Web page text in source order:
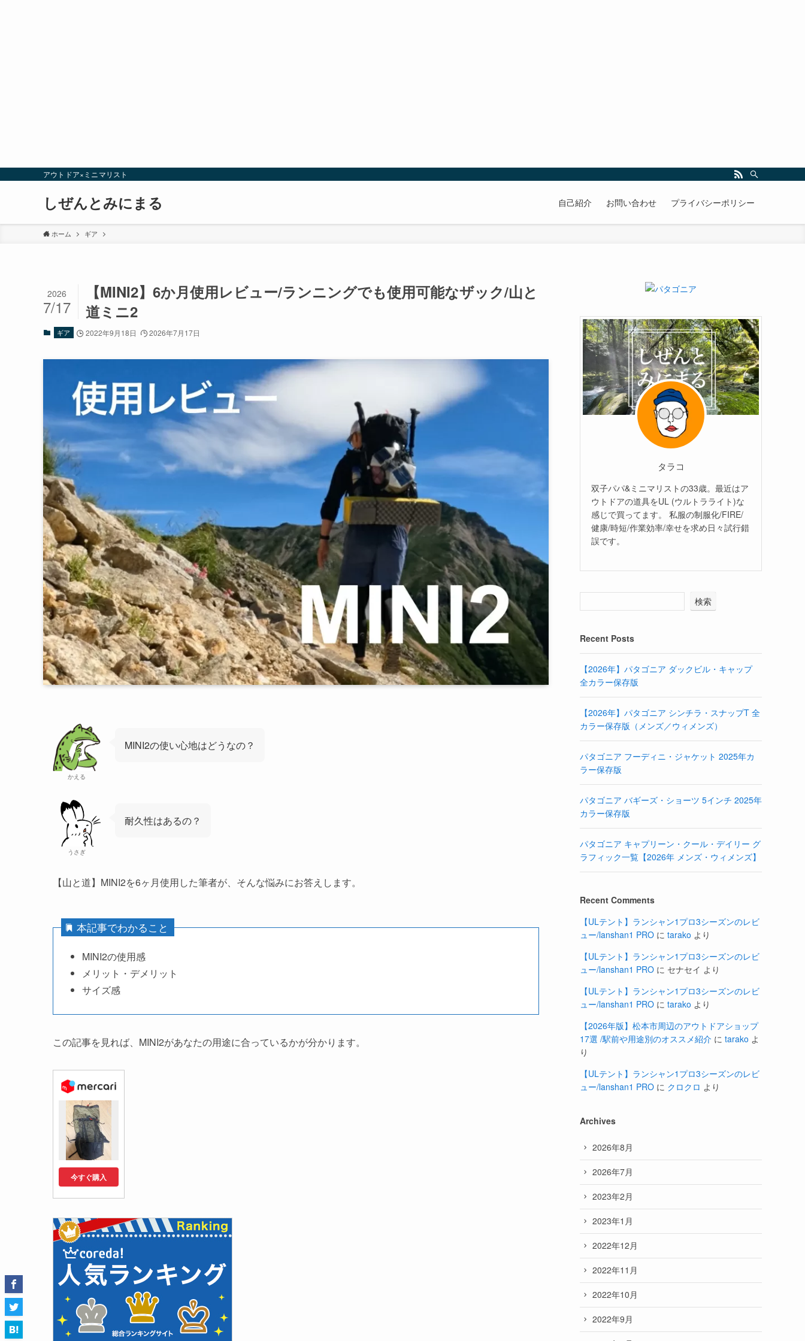
アウトドア×ミニマリスト
しぜんとみにまる 自己紹介 お問い合わせ プライバシーポリシー
ホーム ギア
【MINI2】6か月使用レビュー/ランニングでも使用可能なザック/山と
道ミニ2
2026
7/17
ギア 2022年9月18日 2026年7月17日
かえる
MINI2の使い心地はどうなの？
うさぎ
耐久性はあるの？
【山と道】MINI2を6ヶ月使用した筆者が、そんな悩みにお答えします。
本記事でわかること
MINI2の使用感
メリット・デメリット
サイズ感
この記事を見れば、MINI2があなたの用途に合っているかが分かります。
今すぐ購入
タラコ
双子パパ&ミニマリストの33歳。最近はア
ウトドアの道具をUL (ウルトラライト)な
感じで買ってます。 私服の制服化/FIRE/
健康/時短/作業効率/幸せを求め日々試行錯
誤です。
検索
Recent Posts
【2026年】パタゴニア ダックビル・キャップ
全カラー保存版
【2026年】パタゴニア シンチラ・スナップT 全
カラー保存版（メンズ／ウィメンズ）
パタゴニア フーディニ・ジャケット 2025年カ
ラー保存版
パタゴニア バギーズ・ショーツ 5インチ 2025年
カラー保存版
パタゴニア キャプリーン・クール・デイリー グ
ラフィック一覧【2026年 メンズ・ウィメンズ】
Recent Comments
【ULテント】ランシャン1プロ3シーズンのレビ
ュー/lanshan1 PRO に tarako より
【ULテント】ランシャン1プロ3シーズンのレビ
ュー/lanshan1 PRO に セナセイ より
【ULテント】ランシャン1プロ3シーズンのレビ
ュー/lanshan1 PRO に tarako より
【2026年版】松本市周辺のアウトドアショップ
17選 /駅前や用途別のオススメ紹介 に tarako よ
り
【ULテント】ランシャン1プロ3シーズンのレビ
ュー/lanshan1 PRO に クロクロ より
Archives
2026年8月
2026年7月
2023年2月
2023年1月
2022年12月
2022年11月
2022年10月
2022年9月